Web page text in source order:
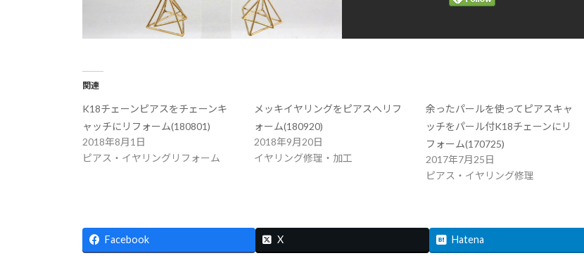
関連
K18チェーンピアスをチェーンキ
ャッチにリフォーム(180801)
2018年8月1日
ピアス・イヤリングリフォーム
メッキイヤリングをピアスへリフ
ォーム(180920)
2018年9月20日
イヤリング修理・加工
余ったパールを使ってピアスキャ
ッチをパール付K18チェーンにリ
フォーム(170725)
2017年7月25日
ピアス・イヤリング修理
Facebook X Hatena